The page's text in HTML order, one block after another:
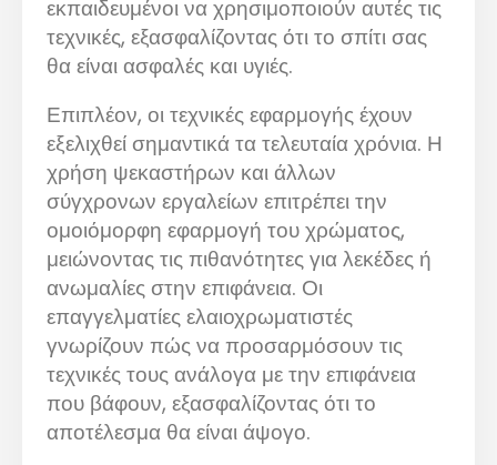
εκπαιδευμένοι να χρησιμοποιούν αυτές τις
τεχνικές, εξασφαλίζοντας ότι το σπίτι σας
θα είναι ασφαλές και υγιές.
Επιπλέον, οι τεχνικές εφαρμογής έχουν
εξελιχθεί σημαντικά τα τελευταία χρόνια. Η
χρήση ψεκαστήρων και άλλων
σύγχρονων εργαλείων επιτρέπει την
ομοιόμορφη εφαρμογή του χρώματος,
μειώνοντας τις πιθανότητες για λεκέδες ή
ανωμαλίες στην επιφάνεια. Οι
επαγγελματίες ελαιοχρωματιστές
γνωρίζουν πώς να προσαρμόσουν τις
τεχνικές τους ανάλογα με την επιφάνεια
που βάφουν, εξασφαλίζοντας ότι το
αποτέλεσμα θα είναι άψογο.